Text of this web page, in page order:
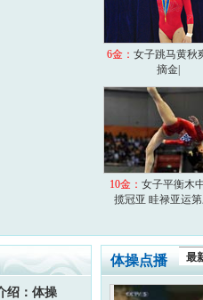
6金： 女子跳马黄秋
摘金|
10金： 女子平衡木
揽冠亚 眭禄亚运
绍：体操
体操点播 最